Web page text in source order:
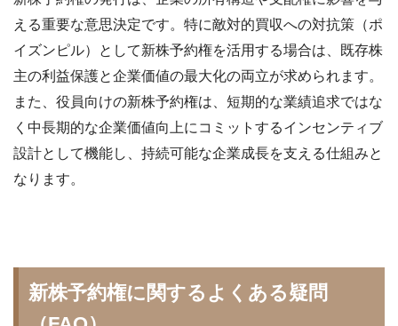
える重要な意思決定です。特に敵対的買収への対抗策（ポ
イズンピル）として新株予約権を活用する場合は、既存株
主の利益保護と企業価値の最大化の両立が求められます。
また、役員向けの新株予約権は、短期的な業績追求ではな
く中長期的な企業価値向上にコミットするインセンティブ
設計として機能し、持続可能な企業成長を支える仕組みと
なります。
新株予約権に関するよくある疑問